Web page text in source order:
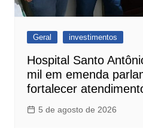
Geral investimentos
Hospital Santo
mil em emenda
fortalecer
5 de agosto de 2026